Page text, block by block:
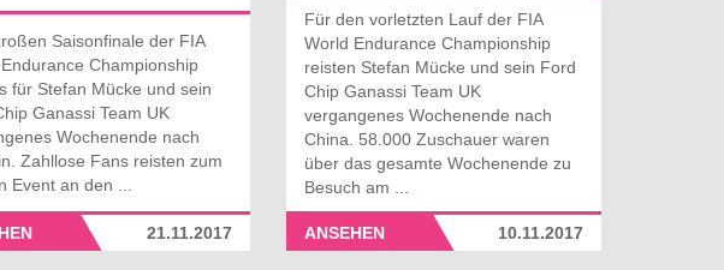
Saisonfinale der FIA
Championship
für Stefan Mücke und sein
Ganassi Team UK
Wochenende nach
Zahllose Fans reisten zum
Event an den ...
21.11.2017
Für den vorletzten Lauf der FIA
World Endurance Championship
reisten Stefan Mücke und sein Ford
Chip Ganassi Team UK
vergangenes Wochenende nach
China. 58.000 Zuschauer waren
über das gesamte Wochenende zu
Besuch am ...
10.11.2017
ANSEHEN